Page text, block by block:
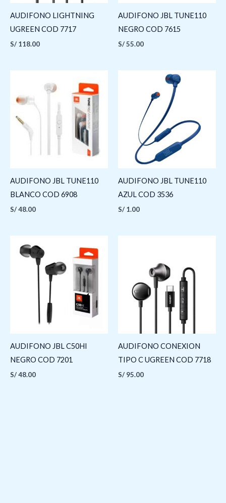
AUDIFONO LIGHTNING
UGREEN COD 7717
S/ 118.00
AUDIFONO JBL TUNE110
NEGRO COD 7615
S/55.00
AUDIFONO JBL TUNE110
BLANCO COD 6908
S/48.00
AUDIFONO JBL TUNE110
AZUL COD 3536
S/ 1.00
AUDIFONO JBL C50HI
NEGRO COD 7201
S/48.00
AUDIFONO CONEXION
TIPO C UGREEN COD 7718
S/ 95.00